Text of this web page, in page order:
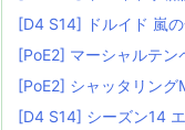
[D4 S14] ドルイド 嵐
[PoE2] マーシャルテン
[PoE2] シャッタリング
[D4 S14] シーズン14